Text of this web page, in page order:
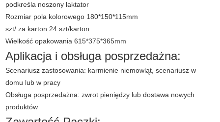
podkreśla noszony laktator
Rozmiar pola kolorowego 180*150*115mm
szt/ za karton 24 szt/karton
Wielkość opakowania 615*375*365mm
Aplikacja i obsługa posprzedażna:
Scenariusz zastosowania: karmienie niemowląt, scenariusz w
domu lub w pracy
Obsługa posprzedażna: zwrot pieniędzy lub dostawa nowych
produktów